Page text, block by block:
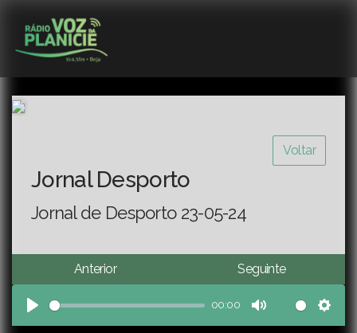
Voltar
Jornal Desporto
Jornal de Desporto 23-05-24
Anterior Seguinte
Play
00:00
Mute